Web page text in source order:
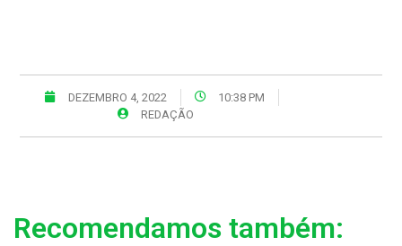
DEZEMBRO 4, 2022
10:38 PM
REDAÇÃO
Recomendamos também: